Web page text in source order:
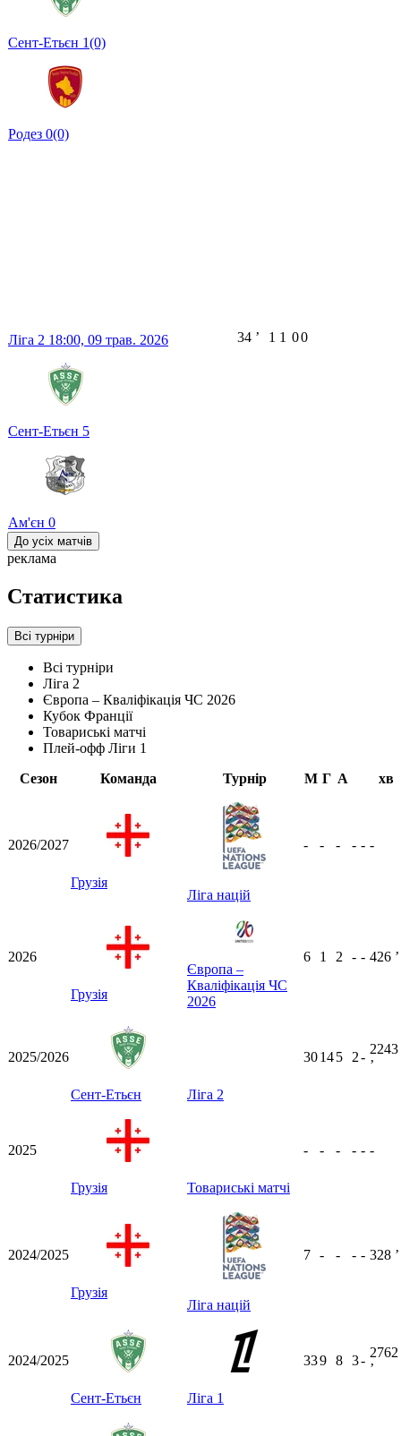
Сент-Етьєн 1(0)
Родез 0(0)
Ліга 2 18:00, 09 трав. 2026
Сент-Етьєн 5
Ам'єн 0
34 ʼ 1 1 00
До усіх матчів
реклама
Статистика
Всі турніри
Всі турніри
Ліга 2
Європа – Кваліфікація ЧС 2026
Кубок Франції
Товариські матчі
Плей-офф Ліги 1
Сезон
Команда Турнір М Г А хв
2026/2027
Грузія
Ліга націй
- - - - - -
2026
Грузія
Європа –
Кваліфікація ЧС
2026
6 1 2 - - 426 ʼ
2025/2026
Сент-Етьєн Ліга 2
30145 2-
2243
ʼ
2025
Грузія Товариські матчі
- - - - - -
2024/2025
Грузія
Ліга націй
7 - - - - 328 ʼ
2024/2025
Сент-Етьєн Ліга 1
339 8 3-
2762
ʼ